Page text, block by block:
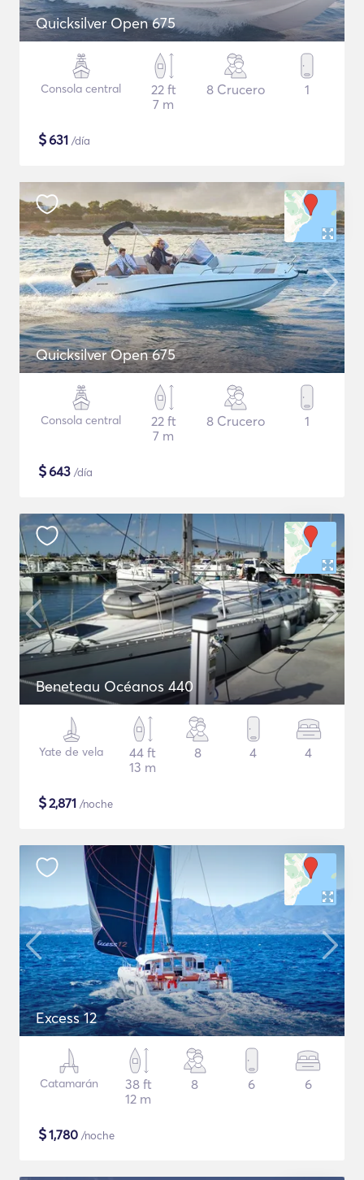
Quicksilver Open 675
Consola central
22 ft
7 m
8 Crucero 1
$631 /día
Quicksilver Open 675
Consola central
22 ft
7 m
8 Crucero 1
$643 /día
Beneteau Océanos 440
Yate de vela
44 ft
13 m
8 4 4
$2,871 /noche
Excess 12
Catamarán
38 ft
12 m
8 6 6
$1,780 /noche